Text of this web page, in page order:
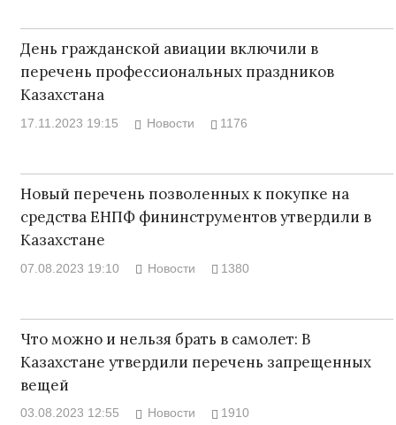
День гражданской авиации включили в
перечень профессиональных праздников
Казахстана
17.11.2023 19:15 Новости 1176
Новый перечень позволенных к покупке на
средства ЕНПФ фининструментов утвердили в
Казахстане
07.08.2023 19:10 Новости 1380
Что можно и нельзя брать в самолет: В
Казахстане утвердили перечень запрещенных
вещей
03.08.2023 12:55 Новости 1910